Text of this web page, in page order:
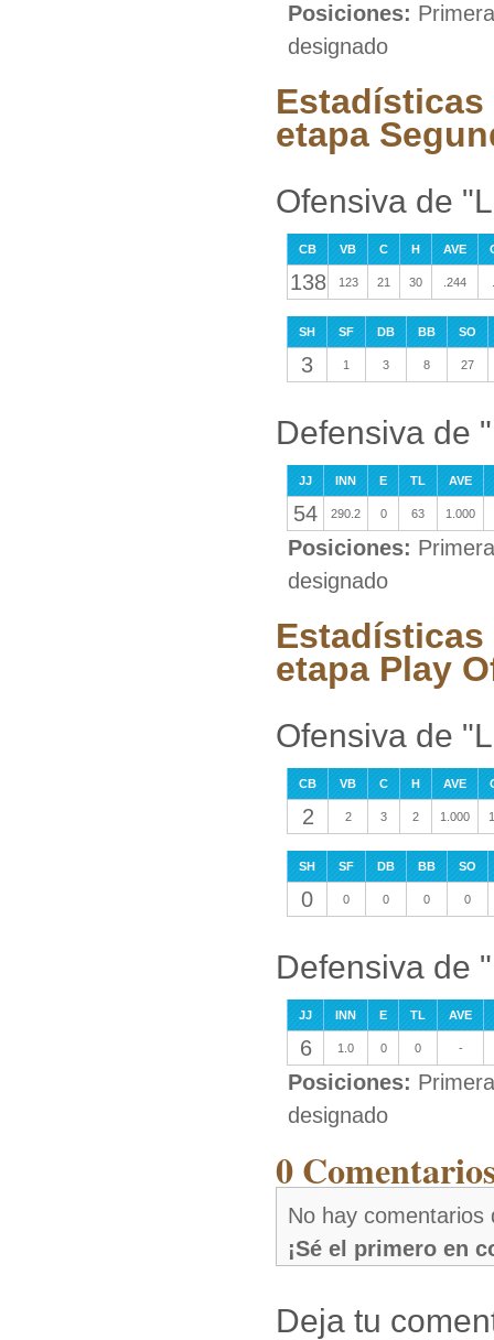
Posiciones:
designado
etapa
Ofensiva de
CB VB C H AVE
138 123 21 30 .244
SH SF DB BB SO
3 1 3 8 27
Defensiva de
JJ INN E TL AVE
54 290.2 0 63 1.000
Posiciones:
designado
etapa Play
Ofensiva de
CB VB C H AVE
2 2 3 2 1.000
SH SF DB BB SO
0 0 0 0 0
Defensiva de
JJ INN E TL AVE
6 1.0 0 0 -
Posiciones:
designado
0
No hay comentarios
¡Sé el primero en
Deja tu